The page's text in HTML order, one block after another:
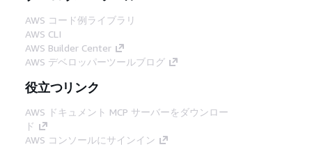
AWS コード例ライブラリ
AWS CLI
AWS Builder Center
AWS デベロッパーツールブログ
役立つリンク
AWS ドキュメント MCP サーバーをダウンロー
ド
AWS コンソールにサインイン